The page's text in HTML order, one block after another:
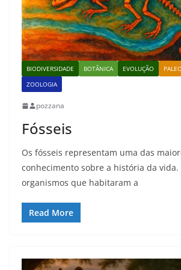
BIODIVERSIDADE BOTÂNICA EVOLUÇÃO
ZOOLOGIA
pozzana
Fósseis
Os fósseis representam uma das
conhecimento sobre a história da vida.
organismos que habitaram a
Read More